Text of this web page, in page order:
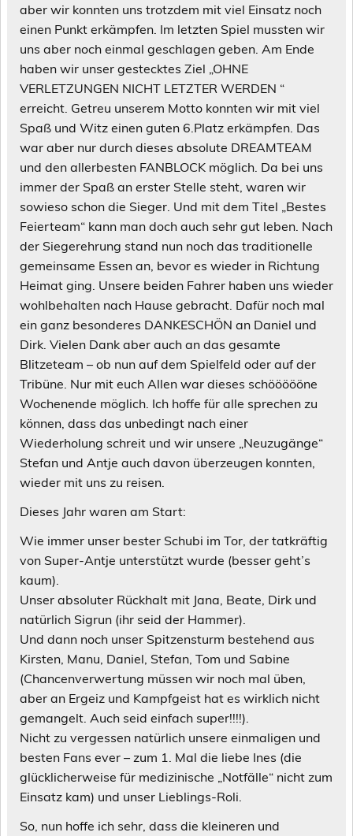
aber wir konnten uns trotzdem mit viel Einsatz noch
einen Punkt erkämpfen. Im letzten Spiel mussten wir
uns aber noch einmal geschlagen geben. Am Ende
haben wir unser gestecktes Ziel „OHNE
VERLETZUNGEN NICHT LETZTER WERDEN “
erreicht. Getreu unserem Motto konnten wir mit viel
Spaß und Witz einen guten 6.Platz erkämpfen. Das
war aber nur durch dieses absolute DREAMTEAM
und den allerbesten FANBLOCK möglich. Da bei uns
immer der Spaß an erster Stelle steht, waren wir
sowieso schon die Sieger. Und mit dem Titel „Bestes
Feierteam“ kann man doch auch sehr gut leben. Nach
der Siegerehrung stand nun noch das traditionelle
gemeinsame Essen an, bevor es wieder in Richtung
Heimat ging. Unsere beiden Fahrer haben uns wieder
wohlbehalten nach Hause gebracht. Dafür noch mal
ein ganz besonderes DANKESCHÖN an Daniel und
Dirk. Vielen Dank aber auch an das gesamte
Blitzeteam – ob nun auf dem Spielfeld oder auf der
Tribüne. Nur mit euch Allen war dieses schöööööne
Wochenende möglich. Ich hoffe für alle sprechen zu
können, dass das unbedingt nach einer
Wiederholung schreit und wir unsere „Neuzugänge“
Stefan und Antje auch davon überzeugen konnten,
wieder mit uns zu reisen.
Dieses Jahr waren am Start:
Wie immer unser bester Schubi im Tor, der tatkräftig
von Super-Antje unterstützt wurde (besser geht’s
kaum).
Unser absoluter Rückhalt mit Jana, Beate, Dirk und
natürlich Sigrun (ihr seid der Hammer).
Und dann noch unser Spitzensturm bestehend aus
Kirsten, Manu, Daniel, Stefan, Tom und Sabine
(Chancenverwertung müssen wir noch mal üben,
aber an Ergeiz und Kampfgeist hat es wirklich nicht
gemangelt. Auch seid einfach super!!!!).
Nicht zu vergessen natürlich unsere einmaligen und
besten Fans ever – zum 1. Mal die liebe Ines (die
glücklicherweise für medizinische „Notfälle“ nicht zum
Einsatz kam) und unser Lieblings-Roli.
So, nun hoffe ich sehr, dass die kleineren und